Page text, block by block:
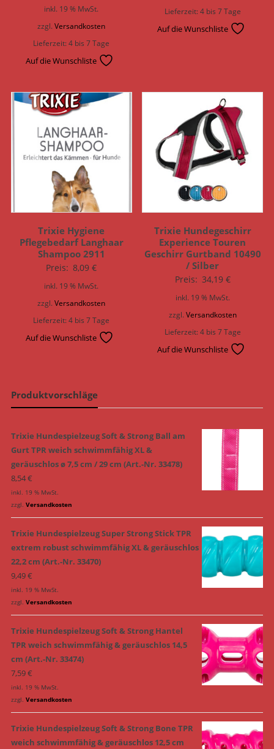
inkl. 19 % MwSt.
zzgl.Versandkosten
Lieferzeit:4 bis 7 Tage
Auf die Wunschliste
Lieferzeit:4 bis 7 Tage
Auf die Wunschliste
Trixie Hygiene
Pflegebedarf Langhaar
Shampoo 2911
Preis: 8,09€
inkl. 19 % MwSt.
zzgl.Versandkosten
Lieferzeit:4 bis 7 Tage
Auf die Wunschliste
Trixie Hundegeschirr
Experience Touren
Geschirr Gurtband 10490
/ Silber
Preis: 34,19 €
inkl. 19 % MwSt.
zzgl.Versandkosten
Lieferzeit:4 bis 7 Tage
Auf die Wunschliste
Produktvorschläge
Trixie Hundespielzeug Soft & Strong Ball am
Gurt TPR weich schwimmfähig XL &
geräuschlos ø 7,5 cm / 29 cm (Art.-Nr. 33478)
8,54€
inkl. 19 % MwSt.
zzgl. Versandkosten
Trixie Hundespielzeug Super Strong Stick TPR
extrem robust schwimmfähig XL & geräuschlos
22,2 cm (Art.-Nr. 33470)
9,49€
inkl. 19 % MwSt.
zzgl. Versandkosten
Trixie Hundespielzeug Soft & Strong Hantel
TPR weich schwimmfähig & geräuschlos 14,5
cm (Art.-Nr. 33474)
7,59€
inkl. 19 % MwSt.
zzgl. Versandkosten
Trixie Hundespielzeug Soft & Strong Bone TPR
weich schwimmfähig & geräuschlos 12,5 cm